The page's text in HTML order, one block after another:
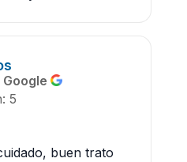
Google
5
buen trato